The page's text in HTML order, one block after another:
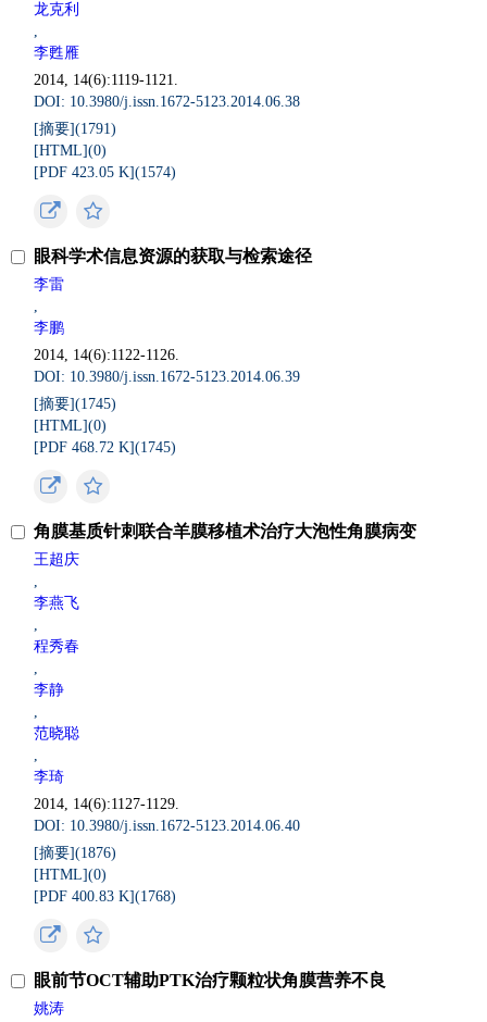
龙克利
,
李甦雁
2014, 14(6):1119-1121.
DOI: 10.3980/j.issn.1672-5123.2014.06.38
[摘要](1791)
[HTML](0)
[PDF 423.05 K](1574)
眼科学术信息资源的获取与检索途径
李雷
,
李鹏
2014, 14(6):1122-1126.
DOI: 10.3980/j.issn.1672-5123.2014.06.39
[摘要](1745)
[HTML](0)
[PDF 468.72 K](1745)
角膜基质针刺联合羊膜移植术治疗大泡性角膜病变
王超庆
,
李燕飞
,
程秀春
,
李静
,
范晓聪
,
李琦
2014, 14(6):1127-1129.
DOI: 10.3980/j.issn.1672-5123.2014.06.40
[摘要](1876)
[HTML](0)
[PDF 400.83 K](1768)
眼前节OCT辅助PTK治疗颗粒状角膜营养不良
姚涛